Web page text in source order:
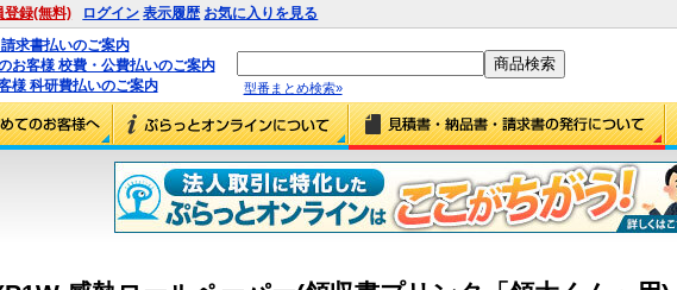
登録(無料) ログイン 表示履歴 お気に入りを見る
求書払いのご案内
お客様 校費・公費払いのご案内
様 科研費払いのご案内
型番まとめ検索»